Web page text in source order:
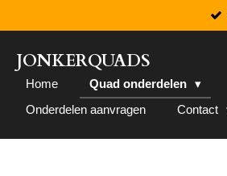
direct
naar
de
hoofdinhoud
JONKERQUADS
Home Quad onderdelen
Onderdelen aanvragen
Contact